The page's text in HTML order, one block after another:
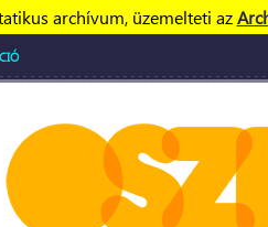
archívum, üzemelteti az